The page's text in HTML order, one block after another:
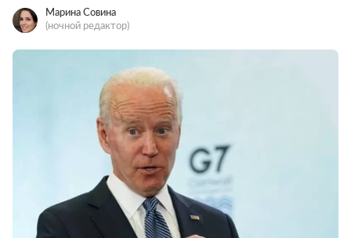
Марина Совина
(ночной редактор)